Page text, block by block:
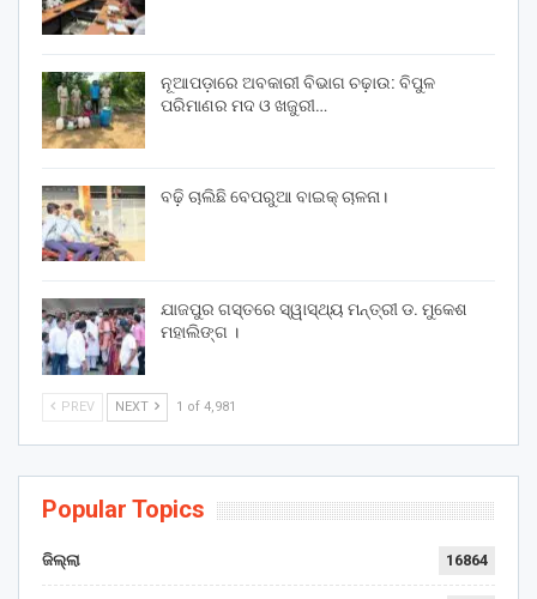
ନୂଆପଡ଼ାରେ ଅବକାରୀ ବିଭାଗ ଚଢ଼ାଉ: ବିପୁଳ
ପରିମାଣର ମଦ ଓ ଖଜୁରୀ…
ବଢ଼ି ଚାଲିଛି ବେପରୁଆ ବାଇକ୍ ଚାଳନା।
ଯାଜପୁର ଗସ୍ତରେ ସ୍ୱାସ୍ଥ୍ୟ ମନ୍ତ୍ରୀ ଡ. ମୁକେଶ
ମହାଲିଙ୍ଗ ।
PREV NEXT 1 of 4,981
Popular Topics
ଜିଲ୍ଲା 16864